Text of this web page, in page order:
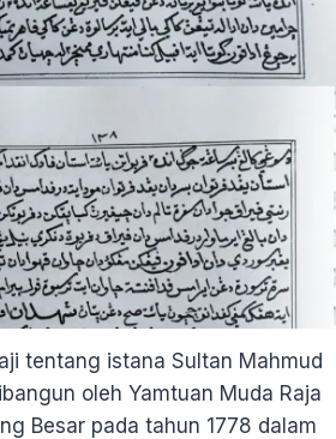
tentang istana Sultan Mahmud
oleh Yamtuan Muda Raja
Besar pada tahun 1778 dalam